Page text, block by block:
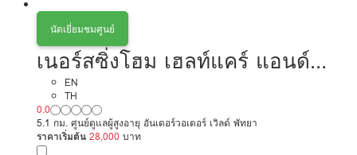
นัดเยี่ยมชมศูนย์
เนอร์สซิ่งโฮม เฮลท์แคร์ แอนด์
เซอร์วิส
EN
TH
0.0
5.1 กม. ศูนย์ดูแลผู้สูงอายุ อันเดอร์วอเตอร์ เวิลด์ พัทยา
ราคาเริ่มต้น 28,000 บาท